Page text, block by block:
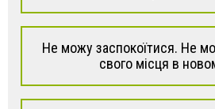
Не можу заспокоїтися. Не
свого місця в